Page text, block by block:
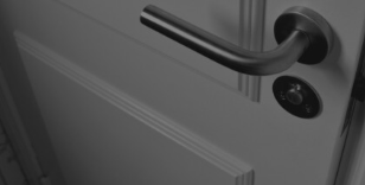
La porta de fusta de tota la vida